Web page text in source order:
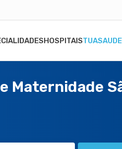
HOSPITAIS
Maternidade